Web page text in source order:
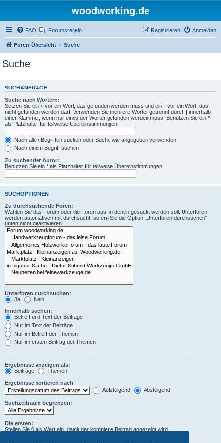
woodworking.de
FAQ Forumsregeln Anmelden
Registrieren
Foren-Übersicht Suche
Suche
SUCHANFRAGE
Suche nach Wörtern:
Setzen Sie ein + vor ein Wort, das gefunden werden muss und ein - vor ein Wort, das
nicht gefunden werden darf. Verwenden Sie mehrere Wörter getrennt durch | innerhalb
einer Klammer, wenn nur eines der Wörter gefunden werden muss. Benutzen Sie ein *
als Platzhalter für teilweise Übereinstimmungen.
Nach allen Begriffen suchen oder Suche wie angegeben verwenden
Nach einem Begriff suchen
Zu suchender Autor:
Benutzen Sie ein * als Platzhalter für teilweise Übereinstimmungen.
SUCHOPTIONEN
Zu durchsuchende Foren:
Wählen Sie das Forum oder die Foren aus, in denen gesucht werden soll. Unterforen
werden automatisch mit durchsucht, sofern Sie die Option „Unterforen durchsuchen“
unten nicht deaktivieren.
Unterforen durchsuchen:
Ja
Nein
Innerhalb suchen:
Betreff und Text der Beiträge
Nur im Text der Beiträge
Nur im Betreff der Themen
Nur im ersten Beitrag der Themen
Ergebnisse anzeigen als:
Beiträge
Themen
Ergebnisse sortieren nach:
Aufsteigend
Absteigend
Suchzeitraum begrenzen:
Die ersten:
Stellen Sie 0 als Wert ein, damit der komplette Beitrag angezeigt wird.